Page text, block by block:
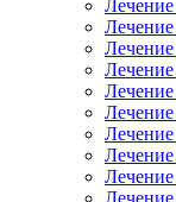
Лечение
Лечение
Лечение
Лечение
Лечение